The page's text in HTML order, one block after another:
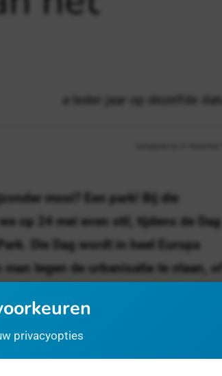
Ieder jaar op dezelfde
mooi? Een park! Bij die
op 24 mei even stil, tijdens de
Dag
. Die Dag wordt in heel Europa
man tegen de urbanisatie te staan,
bij stil te staan hoe fijn het is om
in te kunnen. Tijdens de Dag van
er ook in de 20 (!) nationale
activiteiten georganiseerd om u
privacyopties